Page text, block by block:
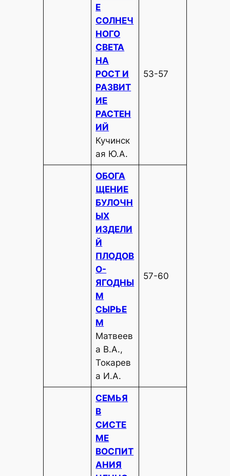
Е
СОЛНЕЧ
НОГО
СВЕТА
НА
РОСТ И
РАЗВИТ
ИЕ
РАСТЕН
ИЙ
Кучинск
ая Ю.А.
53-57
ОБОГА
ЩЕНИЕ
БУЛОЧН
ЫХ
ИЗДЕЛИ
Й
ПЛОДОВ
О-
ЯГОДНЫ
М
СЫРЬЕ
М
Матвеев
а В.А.,
Токарев
а И.А.
57-60
СЕМЬЯ
В
СИСТЕ
МЕ
ВОСПИТ
АНИЯ